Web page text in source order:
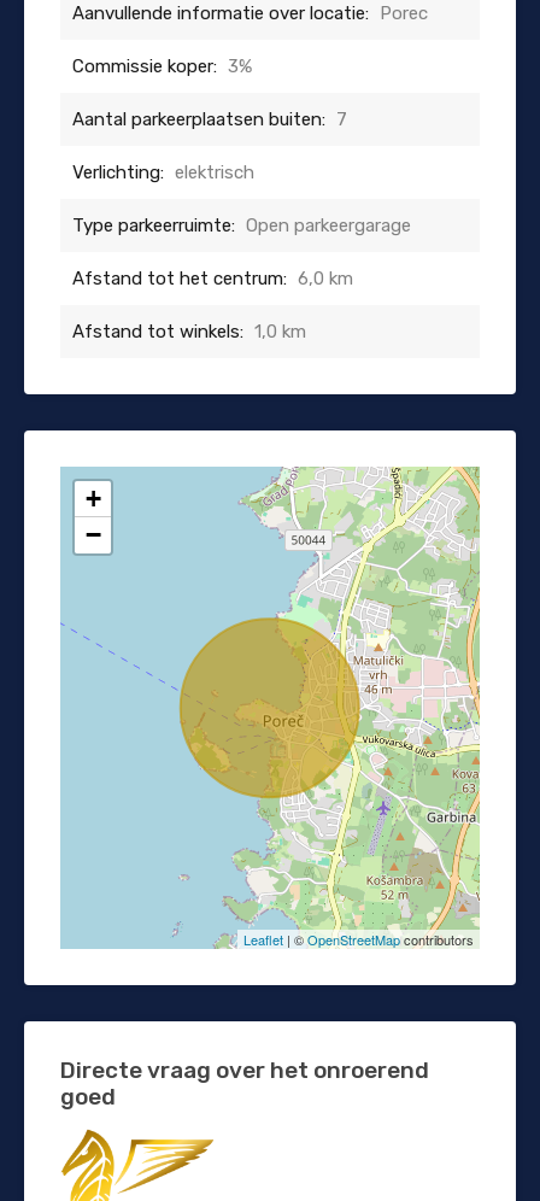
Aanvullende informatie over locatie: Porec
Commissie koper: 3%
Aantal parkeerplaatsen buiten: 7
Verlichting: elektrisch
Type parkeerruimte: Open parkeergarage
Afstand tot het centrum: 6,0 km
Afstand tot winkels: 1,0 km
+
−
Leaflet | ©OpenStreetMapcontributors
Directe vraag over het onroerend
goed